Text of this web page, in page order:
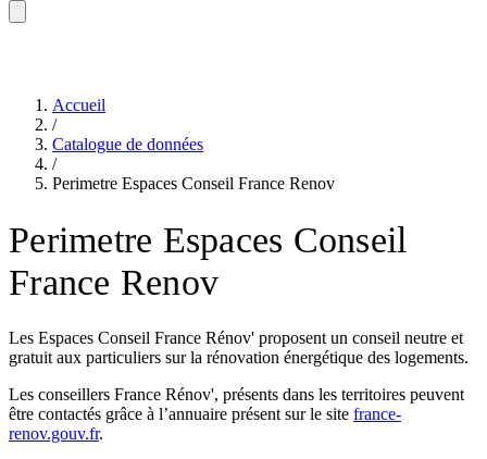
Accueil
/
Catalogue de données
/
Perimetre Espaces Conseil France Renov
Perimetre Espaces Conseil
France Renov
Les Espaces Conseil France Rénov' proposent un conseil neutre et
gratuit aux particuliers sur la rénovation énergétique des logements.
Les conseillers France Rénov', présents dans les territoires peuvent
être contactés grâce à l’annuaire présent sur le site france-
renov.gouv.fr.